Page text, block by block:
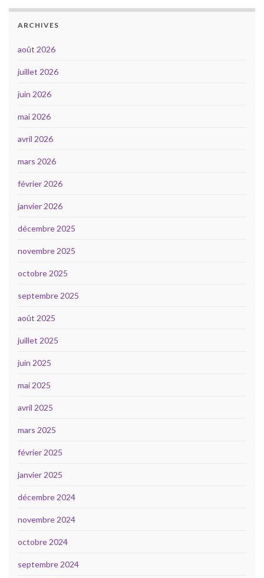
ARCHIVES
août 2026
juillet 2026
juin 2026
mai 2026
avril 2026
mars 2026
février 2026
janvier 2026
décembre 2025
novembre 2025
octobre 2025
septembre 2025
août 2025
juillet 2025
juin 2025
mai 2025
avril 2025
mars 2025
février 2025
janvier 2025
décembre 2024
novembre 2024
octobre 2024
septembre 2024